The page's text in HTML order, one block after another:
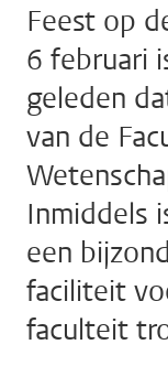
Feest op
6 februari
geleden
van de
Inmiddels
een
faciliteit
faculteit